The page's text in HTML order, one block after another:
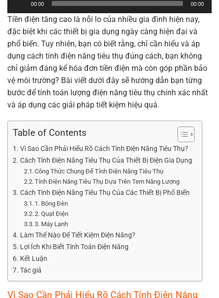
phát
âm
thanh
00:00 00:00
Tiền điện tăng cao là nỗi lo của nhiều gia đình hiện nay,
đặc biệt khi các thiết bị gia dụng ngày càng hiện đại và
phổ biến. Tuy nhiên, bạn có biết rằng, chỉ cần hiểu và áp
dụng cách tính điện năng tiêu thụ đúng cách, bạn không
chỉ giảm đáng kể hóa đơn tiền điện mà còn góp phần bảo
vệ môi trường? Bài viết dưới đây sẽ hướng dẫn bạn từng
bước để tính toán lượng điện năng tiêu thụ chính xác nhất
và áp dụng các giải pháp tiết kiệm hiệu quả.
Table of Contents
Vì Sao Cần Phải Hiểu Rõ Cách Tính Điện Năng Tiêu Thụ?
Cách Tính Điện Năng Tiêu Thụ Của Thiết Bị Điện Gia Dụng
Công Thức Chung Để Tính Điện Năng Tiêu Thụ
Tính Điện Năng Tiêu Thụ Dựa Trên Tem Năng Lượng
Cách Tính Điện Năng Tiêu Thụ Của Các Thiết Bị Phổ Biến
1. Bóng Đèn
2. Quạt Điện
3. Máy Lạnh
Làm Thế Nào Để Tiết Kiệm Điện Năng?
Lợi Ích Khi Biết Tính Toán Điện Năng
Kết Luận
Tác giả
Vì Sao Cần Phải Hiểu Rõ Cách Tính Điện Năng